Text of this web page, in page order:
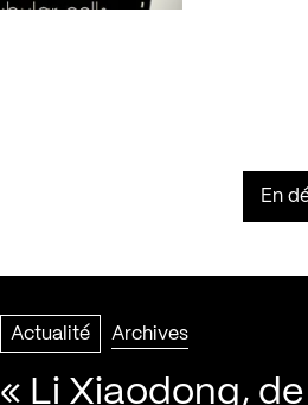
En
Actualité Archives
« Li Xiaodong, de